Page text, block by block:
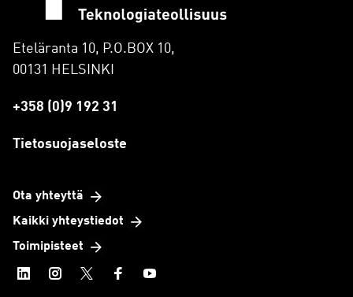
Eteläranta 10, P.O.BOX 10,
00131 HELSINKI
+358 (0)9 192 31
Tietosuojaseloste
Ota yhteyttä
Kaikki yhteystiedot
Toimipisteet